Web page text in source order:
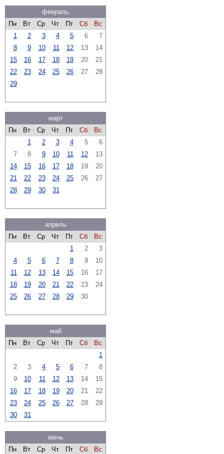
февраль
Пн
Вт Ср Чт Пт Сб
Вс
1
2 3 4 5 6
7
8
9 10 11 12 13
14
15
16 17 18 19 20
21
22
23 24 25 26 27
28
29
март
Пн
Вт Ср Чт Пт Сб
Вс
1
2 3 4 5
6
7
8 9 10 11 12
13
14
15 16 17 18 19
20
21
22 23 24 25 26
27
28
29 30 31
апрель
Пн
Вт Ср Чт Пт Сб
Вс
1
2
3
4
5 6 7 8 9
10
11
12 13 14 15 16
17
18
19 20 21 22 23
24
25
26 27 28 29 30
май
Пн
Вт Ср Чт Пт Сб
Вс
1
2
3 4 5 6 7
8
9
10 11 12 13 14
15
16
17 18 19 20 21
22
23
24 25 26 27 28
29
30
31
июнь
Пн
Вт Ср Чт Пт Сб
Вс